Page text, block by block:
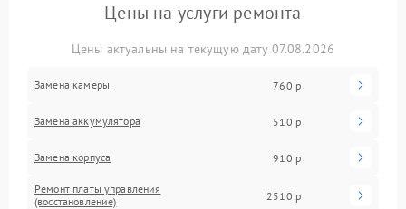
Цены на услуги ремонта
Цены актуальны на текущую дату 07.08.2026
Замена камеры 760 р
Замена аккумулятора 510 р
Замена корпуса 910 р
Ремонт платы управления
(восстановление)
2510 р